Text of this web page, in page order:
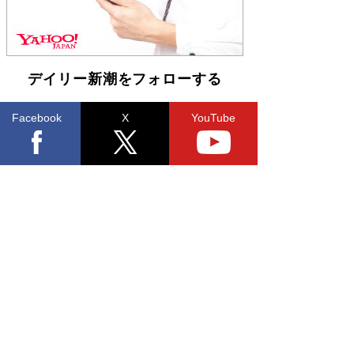
デイリー新潮をフォローする
Facebook X YouTube